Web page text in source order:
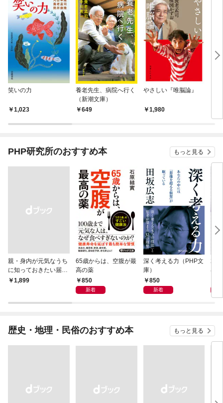
笑いの力
1,023
養老先生、病院へ行く
（新潮文庫）
649
やさしい『唯脳論』
1,980
PHP研究所のおすすめ本 もっと見る
親・身内が元気なうち
に知っておきたい届
出・手続きの準備（き
￥1,899
65歳からは、空腹が最
高の薬
850
新着
深く考える力（PHP文
庫）
850
新着
20
界
歴史・地理・民俗のおすすめ本 もっと見る